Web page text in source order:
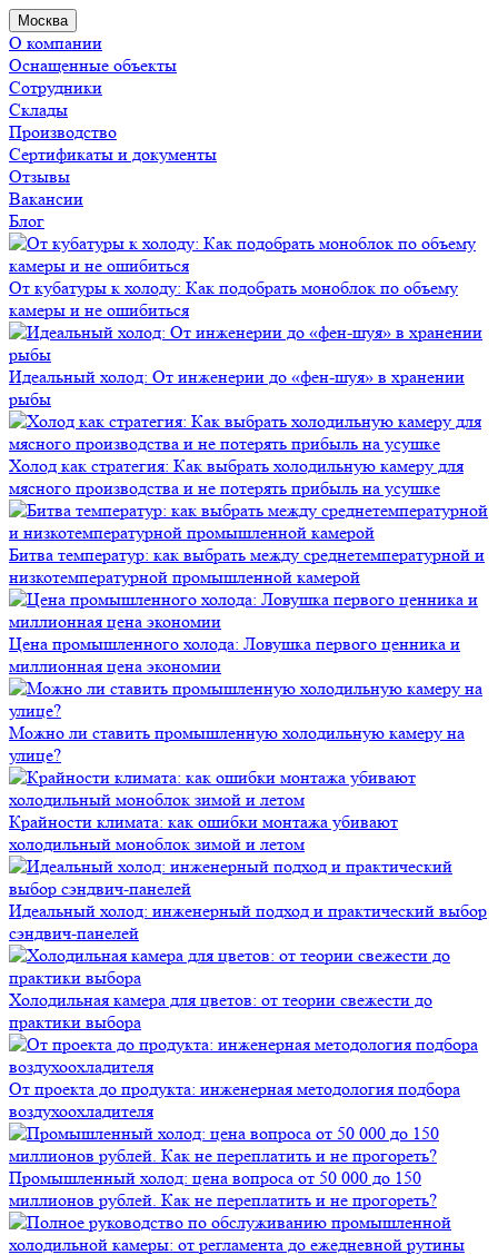
Москва
О компании
Оснащенные объекты
Сотрудники
Склады
Производство
Сертификаты и документы
Отзывы
Вакансии
Блог
От кубатуры к холоду: Как подобрать моноблок по объему
камеры и не ошибиться
Идеальный холод: От инженерии до «фен-шуя» в хранении
рыбы
Холод как стратегия: Как выбрать холодильную камеру для
мясного производства и не потерять прибыль на усушке
Битва температур: как выбрать между среднетемпературной и
низкотемпературной промышленной камерой
Цена промышленного холода: Ловушка первого ценника и
миллионная цена экономии
Можно ли ставить промышленную холодильную камеру на
улице?
Крайности климата: как ошибки монтажа убивают
холодильный моноблок зимой и летом
Идеальный холод: инженерный подход и практический выбор
сэндвич-панелей
Холодильная камера для цветов: от теории свежести до
практики выбора
От проекта до продукта: инженерная методология подбора
воздухоохладителя
Промышленный холод: цена вопроса от 50 000 до 150
миллионов рублей. Как не переплатить и не прогореть?